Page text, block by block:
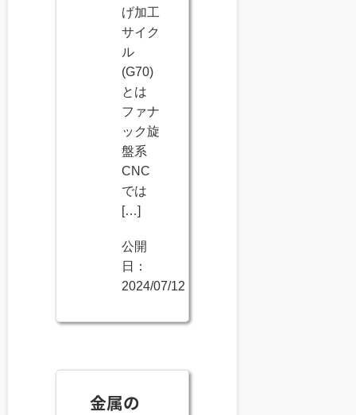
げ加工
サイク
ル
(G70)
とは
ファナ
ック旋
盤系
CNC
では
[…]
公開
日：
2024/07/12
金属の